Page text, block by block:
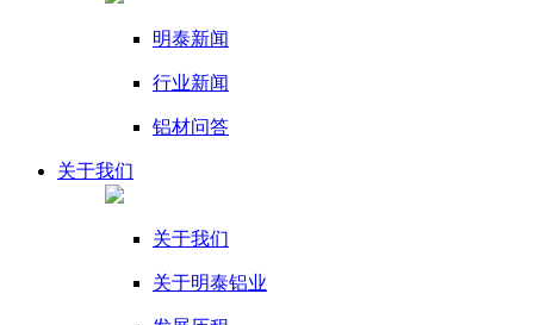
明泰新闻
行业新闻
铝材问答
关于我们
关于我们
关于明泰铝业